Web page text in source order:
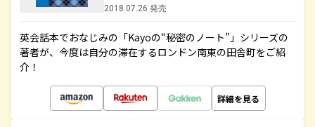
2018.07.26 発売
英会話本でおなじみの「Kayoの“秘密のノート”」シリーズの
著者が、今度は自分の滞在するロンドン南東の田舎町をご紹
介！
詳細を見る